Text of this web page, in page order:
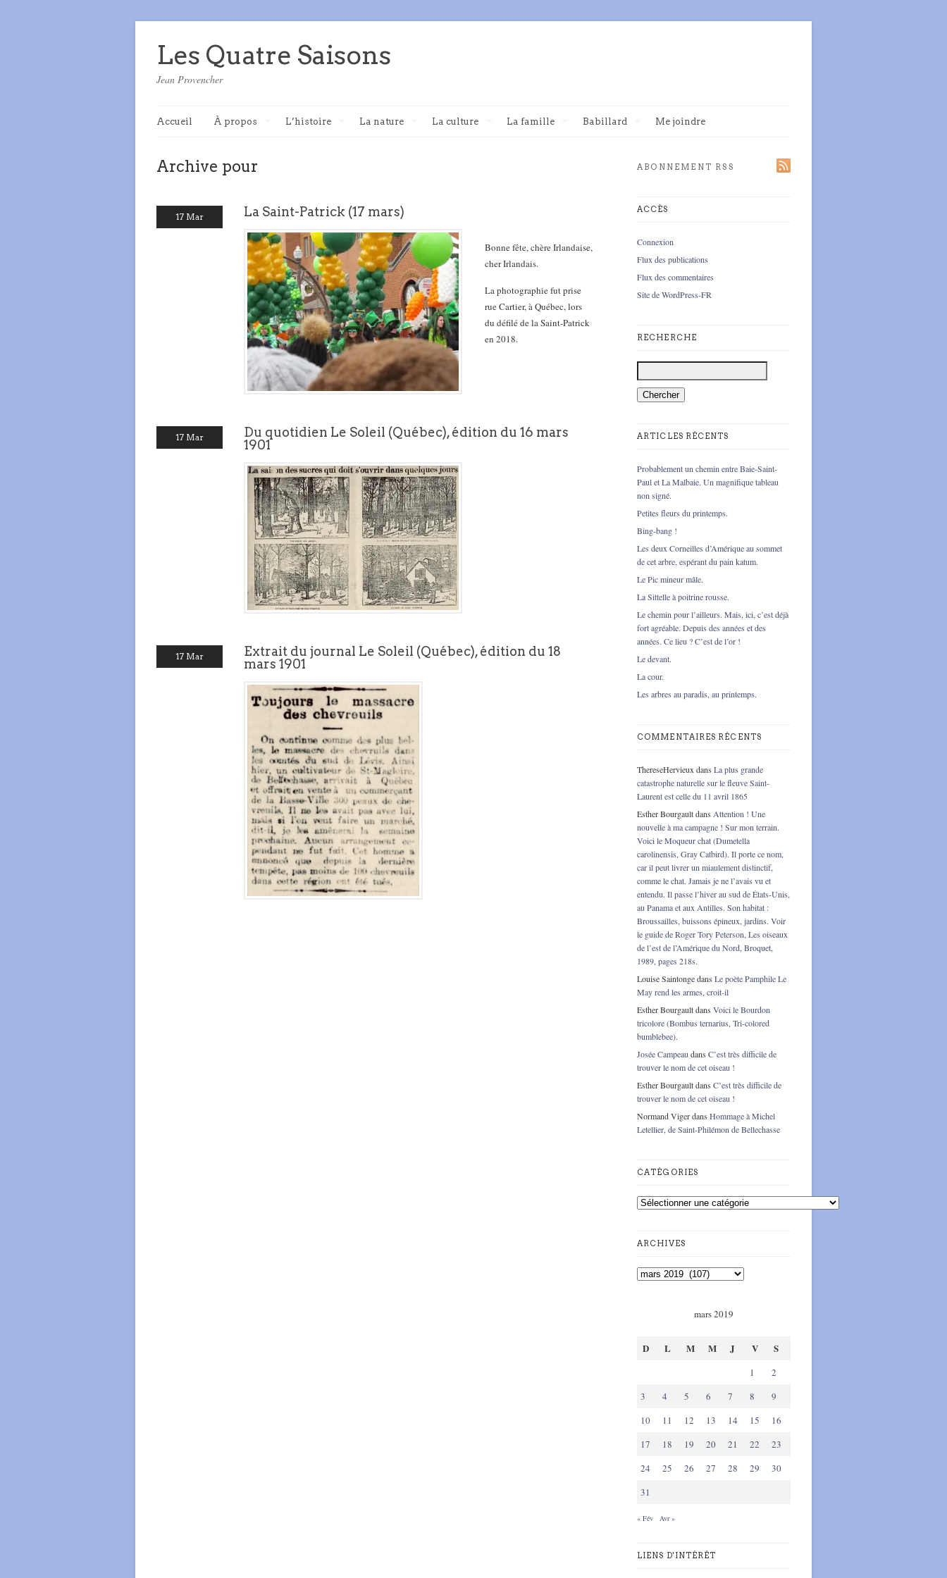
Les Quatre Saisons
Jean Provencher
Accueil À propos L’histoire La nature La culture La famille Babillard Me joindre
Archive pour
17 Mar La Saint-Patrick (17 mars)
Bonne fête, chère Irlandaise,
cher Irlandais.
La photographie fut prise
rue Cartier, à Québec, lors
du défilé de la Saint-Patrick
en 2018.
17 Mar
Du quotidien Le Soleil (Québec), édition du 16 mars
1901
17 Mar
Extrait du journal Le Soleil (Québec), édition du 18
mars 1901
ABONNEMENT RSS
ACCÈS
Connexion
Flux des publications
Flux des commentaires
Site de WordPress-FR
RECHERCHE
ARTICLES RÉCENTS
Probablement un chemin entre Baie-Saint-
Paul et La Malbaie. Un magnifique tableau
non signé.
Petites fleurs du printemps.
Bing-bang !
Les deux Corneilles d’Amérique au sommet
de cet arbre, espérant du pain katum.
Le Pic mineur mâle.
La Sittelle à poitrine rousse.
Le chemin pour l’ailleurs. Mais, ici, c’est déjà
fort agréable. Depuis des années et des
années. Ce lieu ? C’est de l’or !
Le devant.
La cour.
Les arbres au paradis, au printemps.
COMMENTAIRES RÉCENTS
ThereseHervieux dans La plus grande
catastrophe naturelle sur le fleuve Saint-
Laurent est celle du 11 avril 1865
Esther Bourgaultdans Attention ! Une
nouvelle à ma campagne ! Sur mon terrain.
Voici le Moqueur chat (Dumetella
carolinensis, Gray Catbird). Il porte ce nom,
car il peut livrer un miaulement distinctif,
comme le chat. Jamais je ne l’avais vu et
entendu. Il passe l’hiver au sud de États-Unis,
au Panama et aux Antilles. Son habitat :
Broussailles, buissons épineux, jardins. Voir
le guide de Roger Tory Peterson, Les oiseaux
de l’est de l’Amérique du Nord, Broquet,
1989, pages 218s.
Louise Saintongedans Le poète Pamphile Le
May rend les armes, croit-il
Esther Bourgaultdans Voici le Bourdon
tricolore (Bombus ternarius, Tri-colored
bumblebee).
Josée Campeau dans C’est très difficile de
trouver le nom de cet oiseau !
Esther Bourgaultdans C’est très difficile de
trouver le nom de cet oiseau !
Normand Vigerdans Hommage à Michel
Letellier, de Saint-Philémon de Bellechasse
CATÉGORIES
ARCHIVES
mars 2019
D L M M J V S
1
2
3
4 5 6 7 8
9
10
11 12 13 14 15
16
17
18 19 20 21 22
23
24
25 26 27 28 29
30
31
« Fév Avr »
LIENS D'INTÉRÊT